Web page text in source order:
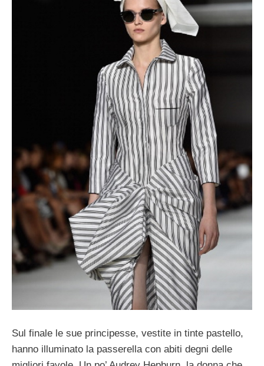
Sul finale le sue principesse, vestite in tinte pastello,
hanno illuminato la passerella con abiti degni delle